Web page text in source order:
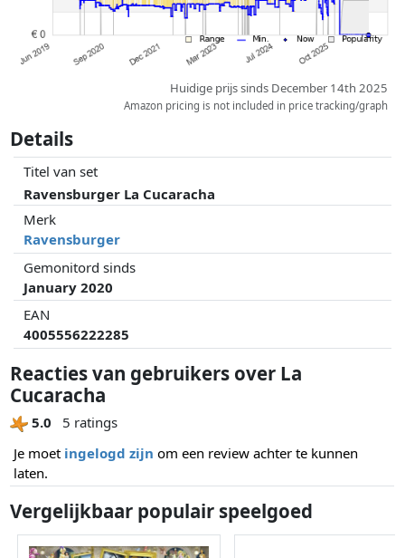
Huidige prijs sinds December 14th 2025
Amazon pricing is not included in price tracking/graph
Details
Titel van set
Ravensburger La Cucaracha
Merk
Ravensburger
Gemonitord sinds
January 2020
EAN
4005556222285
Reacties van gebruikers over La
Cucaracha
5.0
5 ratings
Je moet ingelogd zijn om een review achter te kunnen
laten.
Vergelijkbaar populair speelgoed